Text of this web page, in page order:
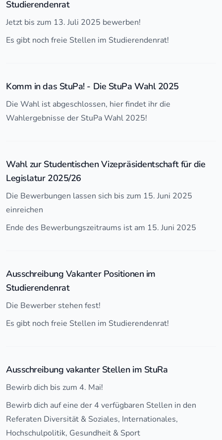
Studierendenrat
Jetzt bis zum 13. Juli 2025 bewerben!
Es gibt noch freie Stellen im Studierendenrat!
Komm in das StuPa! - Die StuPa Wahl 2025
Die Wahl ist abgeschlossen, hier findet ihr die
Wahlergebnisse der StuPa Wahl 2025!
Wahl zur Studentischen Vizepräsidentschaft für die
Legislatur 2025/26
Die Bewerbungen lassen sich bis zum 15. Juni 2025
einreichen
Ende des Bewerbungszeitraums ist am 15. Juni 2025
Ausschreibung Vakanter Positionen im
Studierendenrat
Die Bewerber stehen fest!
Es gibt noch freie Stellen im Studierendenrat!
Ausschreibung vakanter Stellen im StuRa
Bewirb dich bis zum 4. Mai!
Bewirb dich auf eine der 4 verfügbaren Stellen in den
Referaten Diversität & Soziales, Internationales,
Hochschulpolitik, Gesundheit & Sport